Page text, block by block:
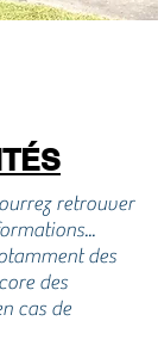
retrouver
des
des
cas de